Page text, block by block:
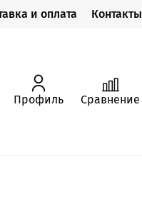
и оплата Контакты
Профиль Сравнение